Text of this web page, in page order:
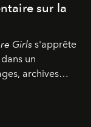
sur la
Girls s'apprête
un
archives
phénomène